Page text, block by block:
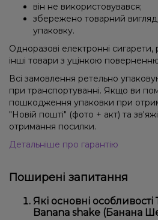
він не використовувався;
збережено товарний вигляд
упаковку.
Одноразові електронні сигарети,
інші товари з уцінкою
Всі замовлення ретельно
при транспортуванні. Якщо ви
пошкодження упаковки при
"Новій пошті" (фото + акт) та
отримання посилки.
Детальніше про гарантію
Поширені запитання
Які основні
Banana shake (Банана